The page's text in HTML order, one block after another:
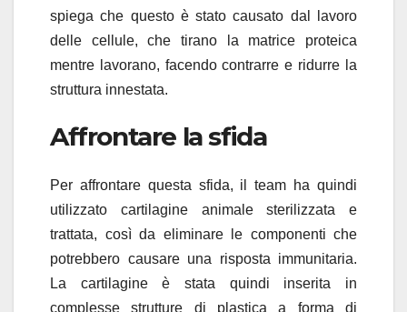
spiega che questo è stato causato dal lavoro
delle cellule, che tirano la matrice proteica
mentre lavorano, facendo contrarre e ridurre la
struttura innestata.
Affrontare la sfida
Per affrontare questa sfida, il team ha quindi
utilizzato cartilagine animale sterilizzata e
trattata, così da eliminare le componenti che
potrebbero causare una risposta immunitaria.
La cartilagine è stata quindi inserita in
complesse strutture di plastica a forma di